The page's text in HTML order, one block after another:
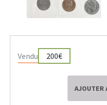
Vendu 200€
AJOUTER